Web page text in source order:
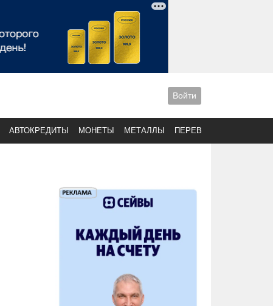
Войти
АВТОКРЕДИТЫ МОНЕТЫ МЕТАЛЛЫ ПЕРЕВОДЫ